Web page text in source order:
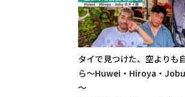
タイで見つけた、空よりも
ら～Huwei・Hiroya・
～